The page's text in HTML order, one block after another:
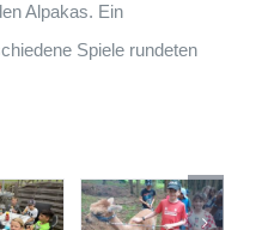
Alpakas. Ein
Spiele rundeten